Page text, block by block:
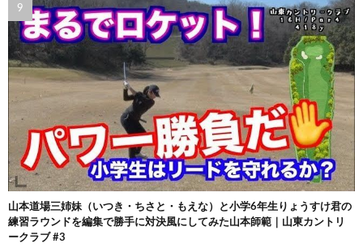
山本道場三姉妹（いつき・ちさと・もえな）と小学6年生りょうすけ君の
練習ラウンドを編集で勝手に対決風にしてみた山本師範｜山東カントリ
ークラブ #3